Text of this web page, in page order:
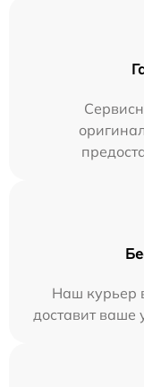
Наш курьер
доставит ваше